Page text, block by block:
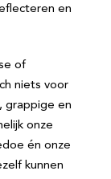
en
of
niets voor
grappige en
onze
én onze
kunnen